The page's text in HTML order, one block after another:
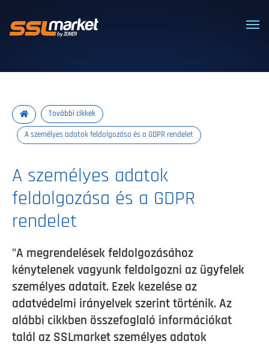
Megbízható SSL/TLS tanúsítványok
További cikkek
A személyes adatok feldolgozása és a GDPR rendelet
A személyes adatok
feldolgozása és a GDPR
rendelet
"A megrendelések feldolgozásához
kénytelenek vagyunk feldolgozni az ügyfelek
személyes adatait. Ezek kezelése az
adatvédelmi irányelvek szerint történik. Az
alábbi cikkben összefoglaló információkat
talál az SSLmarket személyes adatok